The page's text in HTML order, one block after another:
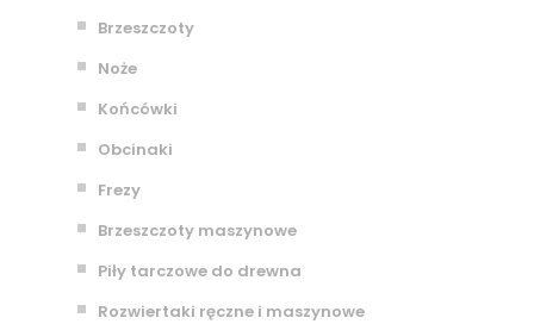
Brzeszczoty
Noże
Końcówki
Obcinaki
Frezy
Brzeszczoty maszynowe
Piły tarczowe do drewna
Rozwiertaki ręczne i maszynowe